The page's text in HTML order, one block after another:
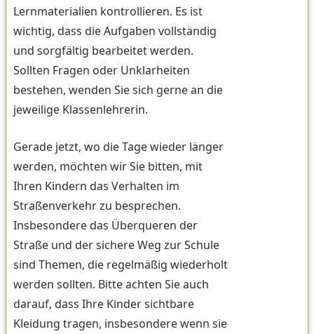
Lernmaterialien kontrollieren. Es ist
wichtig, dass die Aufgaben vollständig
und sorgfältig bearbeitet werden.
Sollten Fragen oder Unklarheiten
bestehen, wenden Sie sich gerne an die
jeweilige Klassenlehrerin.
Gerade jetzt, wo die Tage wieder länger
werden, möchten wir Sie bitten, mit
Ihren Kindern das Verhalten im
Straßenverkehr zu besprechen.
Insbesondere das Überqueren der
Straße und der sichere Weg zur Schule
sind Themen, die regelmäßig wiederholt
werden sollten. Bitte achten Sie auch
darauf, dass Ihre Kinder sichtbare
Kleidung tragen, insbesondere wenn sie